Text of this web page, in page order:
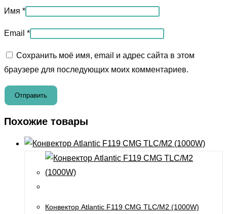
Имя *
Email *
Сохранить моё имя, email и адрес сайта в этом
браузере для последующих моих комментариев.
Похожие товары
Конвектор Atlantic F119 CMG TLC/M2 (1000W)